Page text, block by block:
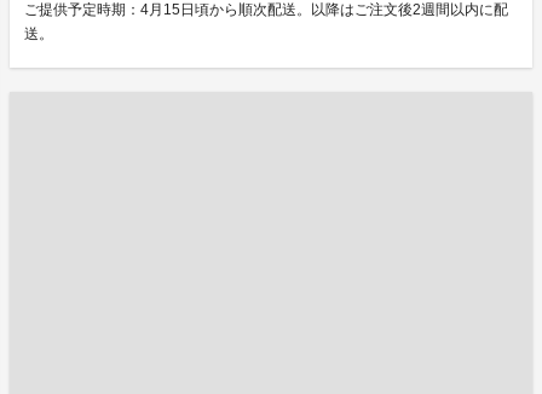
ご提供予定時期：4月15日頃から順次配送。以降はご注文後2週間以内に配
送。